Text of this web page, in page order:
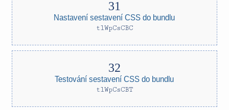
Nastavení sestavení CSS do bundlu
tlWpCsCBC
Testování sestavení CSS do bundlu
tlWpCsCBT